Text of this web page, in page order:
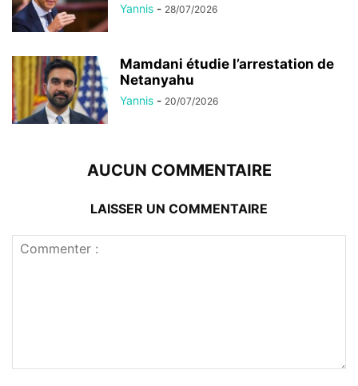
Yannis - 28/07/2026
Mamdani étudie l’arrestation de
Netanyahu
Yannis - 20/07/2026
AUCUN COMMENTAIRE
LAISSER UN COMMENTAIRE